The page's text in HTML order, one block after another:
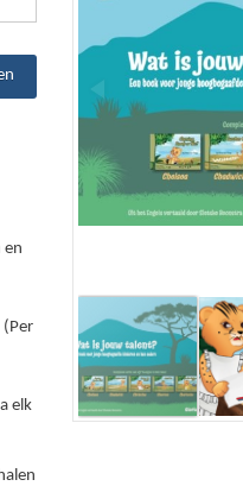
en
(Per
elk